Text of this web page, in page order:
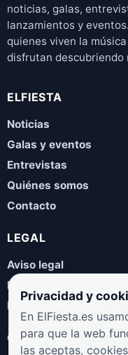
noticias, galas,
lanzamientos y
quienes viven la
disfrutan descubriendo
ELFIESTA
Noticias
Galas y eventos
Entrevistas
Quiénes somos
Contacto
LEGAL
Aviso legal
Política de privacidad
Política de cookies
COLABORA
Privacidad y
En ElFiesta.es
para que la web
las aceptas,